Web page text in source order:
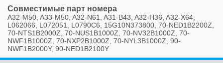
Совместимые парт номера
A32-M50, A33-M50, A32-N61, A31-B43, A32-H36, A32-X64,
L062066, L072051, L0790C6, 15G10N373800, 70-NED1B2200Z,
70-NTS1B2000Z, 70-NUS1B1000Z, 70-NV32B1000Z, 70-
NWF1B1000Z, 70-NXP2B1000Z, 70-NYL3B1000Z, 90-
NWF1B2000Y, 90-NED1B2100Y